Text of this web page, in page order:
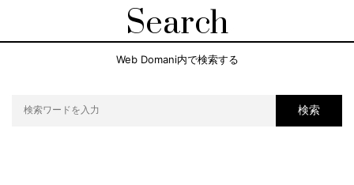
Search
Web Domani内で検索する
検索